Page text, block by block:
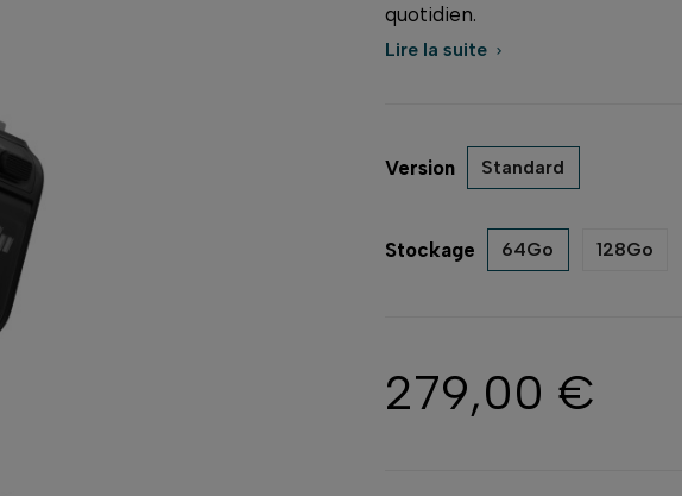
quotidien.
Lire la suite 
Version Standard
Stockage 64Go 128Go
279,00 €